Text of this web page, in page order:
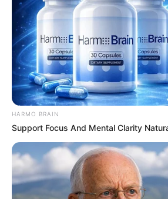
Zodiak: Taurus
Tinggi Badan: –
Berat Badan: –
Golongan Darah: –
Posisi: Visual, Vokalis
Hobi: –
Fakya Menarik
Penampilannya yang menarik bukan
Ia memiliki kepribadian yang seksi dan
HARMO BRAIN
Support Focus And Mental Clarity